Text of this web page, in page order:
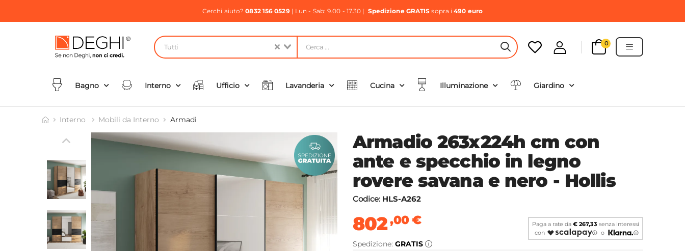
Cerchi aiuto?0832 156 0529| Lun - Sab: 9.00 - 17.30 | Spedizione GRATIS sopra i490 euro
Tutti HEADER SEARCH BUTTON
0
Bagno Interno Ufficio Lavanderia Cucina Illuminazione Giardino
Interno Mobili da Interno Armadi
Armadio 263x224h cm con
ante e specchio in legno
rovere savana e nero - Hollis
Codice: HLS-A262
802,00€
Spedizione: GRATIS
Paga a rate da€ 267,33 senza interessi
con
o